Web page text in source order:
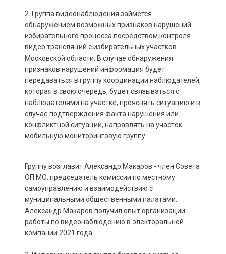
2. Группа видеонаблюдения займется
обнаружением возможных признаков нарушений
избирательного процесса посредством контроля
видео трансляций с избирательных участков
Московской области. В случае обнаружения
признаков нарушений информация будет
передаваться в группу координации наблюдателей,
которая в свою очередь, будет связываться с
наблюдателями на участке, прояснять ситуацию и в
случае подтверждения факта нарушения или
конфликтной ситуации, направлять на участок
мобильную мониторинговую группу.
Группу возглавит Александр Макаров - член Совета
ОП МО, председатель комиссии по местному
самоуправлению и взаимодействию с
муниципальными общественными палатами.
Александр Макаров получил опыт организации
работы по видеонаблюдению в электоральной
компании 2021 года.